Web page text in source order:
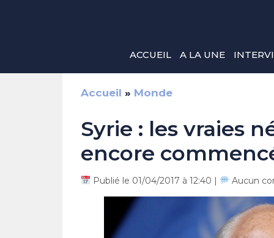
ACCUEIL A LA UNE
Accueil » Monde
Syrie : les vraies
encore
Publié le 01/04/2017 à 12:40 | Aucun